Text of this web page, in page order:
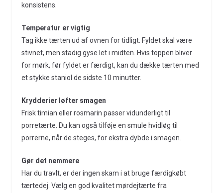
konsistens.
Temperatur er vigtig
Tag ikke tærten ud af ovnen for tidligt. Fyldet skal være
stivnet, men stadig gyse let i midten. Hvis toppen bliver
for mørk, før fyldet er færdigt, kan du dække tærten med
et stykke staniol de sidste 10 minutter.
Krydderier løfter smagen
Frisk timian eller rosmarin passer vidunderligt til
porretærte. Du kan også tilføje en smule hvidløg til
porrerne, når de steges, for ekstra dybde i smagen.
Gør det nemmere
Har du travlt, er der ingen skam i at bruge færdigkøbt
tærtedej. Vælg en god kvalitet mørdejtærte fra